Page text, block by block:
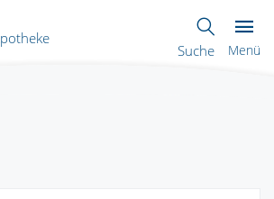
Suche Menü